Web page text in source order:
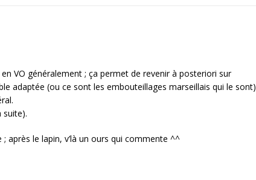
VO généralement ; ça permet de revenir à posteriori sur
adaptée (ou ce sont les embouteillages marseillais qui le sont)
suite).
après le lapin, v’là un ours qui commente ^^